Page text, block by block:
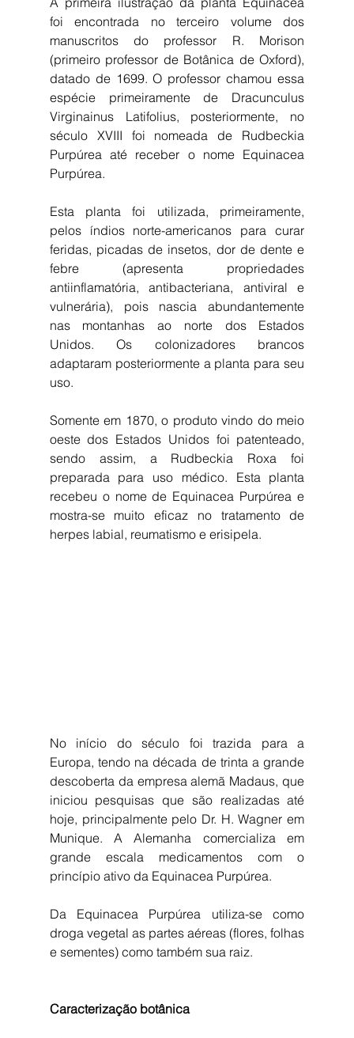
foi encontrada no terceiro volume dos
manuscritos do professor R. Morison
(primeiro professor de Botânica de Oxford),
datado de 1699. O professor chamou essa
espécie primeiramente de Dracunculus
Virginainus Latifolius, posteriormente, no
século XVIII foi nomeada de Rudbeckia
Purpúrea até receber o nome Equinacea
Purpúrea.
Esta planta foi utilizada, primeiramente,
pelos índios norte-americanos para curar
feridas, picadas de insetos, dor de dente e
febre (apresenta propriedades
antiinflamatória, antibacteriana, antiviral e
vulnerária), pois nascia abundantemente
nas montanhas ao norte dos Estados
Unidos. Os colonizadores brancos
adaptaram posteriormente a planta para seu
uso.
Somente em 1870, o produto vindo do meio
oeste dos Estados Unidos foi patenteado,
sendo assim, a Rudbeckia Roxa foi
preparada para uso médico. Esta planta
recebeu o nome de Equinacea Purpúrea e
mostra-se muito eficaz no tratamento de
herpes labial, reumatismo e erisipela.
No início do século foi trazida para a
Europa, tendo na década de trinta a grande
descoberta da empresa alemã Madaus, que
iniciou pesquisas que são realizadas até
hoje, principalmente pelo Dr. H. Wagner em
Munique. A Alemanha comercializa em
grande escala medicamentos com o
princípio ativo da Equinacea Purpúrea.
Da Equinacea Purpúrea utiliza-se como
droga vegetal as partes aéreas (flores, folhas
e sementes) como também sua raiz.
Caracterização botânica